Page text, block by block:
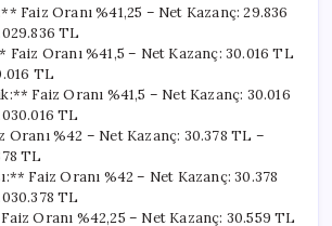
Faiz Oranı %41,25 – Net Kazanç: 29.836
TL
Oranı %41,5 – Net Kazanç: 30.016 TL
TL
Faiz Oranı %41,5 – Net Kazanç: 30.016
TL
%42 – Net Kazanç: 30.378 TL –
TL
Faiz Oranı %42 – Net Kazanç: 30.378
TL
Oranı %42,25 – Net Kazanç: 30.559 TL